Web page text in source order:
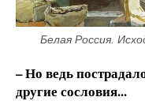
Белая Россия.
– Но ведь
другие сословия...